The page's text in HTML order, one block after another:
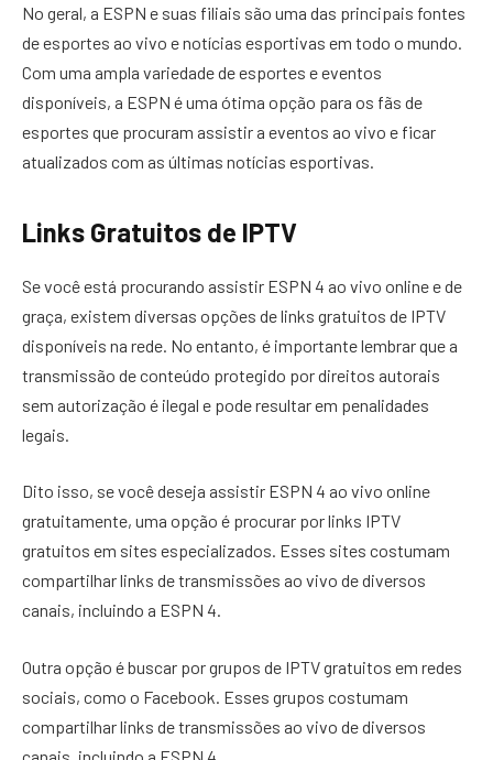
No geral, a ESPN e suas filiais são uma das principais fontes
de esportes ao vivo e notícias esportivas em todo o mundo.
Com uma ampla variedade de esportes e eventos
disponíveis, a ESPN é uma ótima opção para os fãs de
esportes que procuram assistir a eventos ao vivo e ficar
atualizados com as últimas notícias esportivas.
Links Gratuitos de IPTV
Se você está procurando assistir ESPN 4 ao vivo online e de
graça, existem diversas opções de links gratuitos de IPTV
disponíveis na rede. No entanto, é importante lembrar que a
transmissão de conteúdo protegido por direitos autorais
sem autorização é ilegal e pode resultar em penalidades
legais.
Dito isso, se você deseja assistir ESPN 4 ao vivo online
gratuitamente, uma opção é procurar por links IPTV
gratuitos em sites especializados. Esses sites costumam
compartilhar links de transmissões ao vivo de diversos
canais, incluindo a ESPN 4.
Outra opção é buscar por grupos de IPTV gratuitos em redes
sociais, como o Facebook. Esses grupos costumam
compartilhar links de transmissões ao vivo de diversos